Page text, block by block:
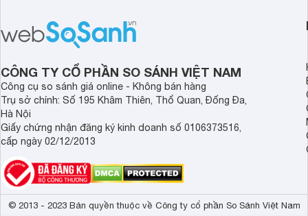
bạn 4 dòng máy lọc
Electrolux đang hot
CÔNG TY CỔ PHẦN SO SÁNH VIỆT NAM
Công cụ so sánh giá online - Không bán hàng
Trụ sở chính: Số 195 Khâm Thiên, Thổ Quan, Đống Đa,
Hà Nội
Giấy chứng nhận đăng ký kinh doanh số 0106373516,
cấp ngày 02/12/2013
© 2013 - 2023 Bản quyền thuộc về Công ty cổ phần So Sánh Việt Nam